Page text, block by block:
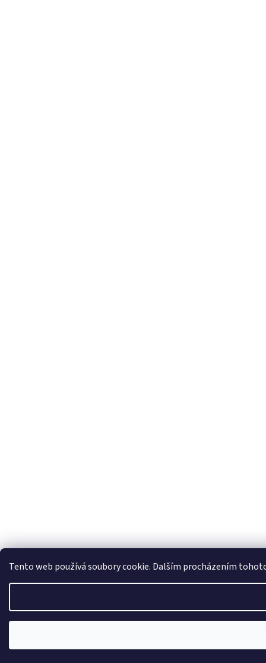
Tento web používá soubory cookie. Dalším procházením